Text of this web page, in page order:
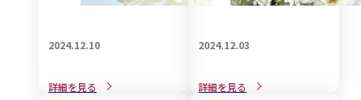
2024.12.10
戒名をご自分で自作される
詳細を見る
2024.12.03
戒名の宗教的な意義と見方
詳細を見る